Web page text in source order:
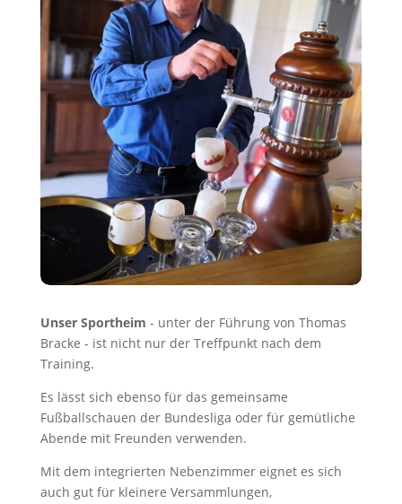
Unser Sportheim - unter der Führung von Thomas
Bracke - ist nicht nur der Treffpunkt nach dem
Training.
Es lässt sich ebenso für das gemeinsame
Fußballschauen der Bundesliga oder für gemütliche
Abende mit Freunden verwenden.
Mit dem integrierten Nebenzimmer eignet es sich
auch gut für kleinere Versammlungen,